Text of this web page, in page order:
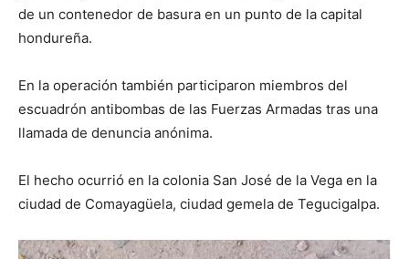
de un contenedor de basura en un punto de la capital
hondureña.
En la operación también participaron miembros del
escuadrón antibombas de las Fuerzas Armadas tras una
llamada de denuncia anónima.
El hecho ocurrió en la colonia San José de la Vega en la
ciudad de Comayagüela, ciudad gemela de Tegucigalpa.